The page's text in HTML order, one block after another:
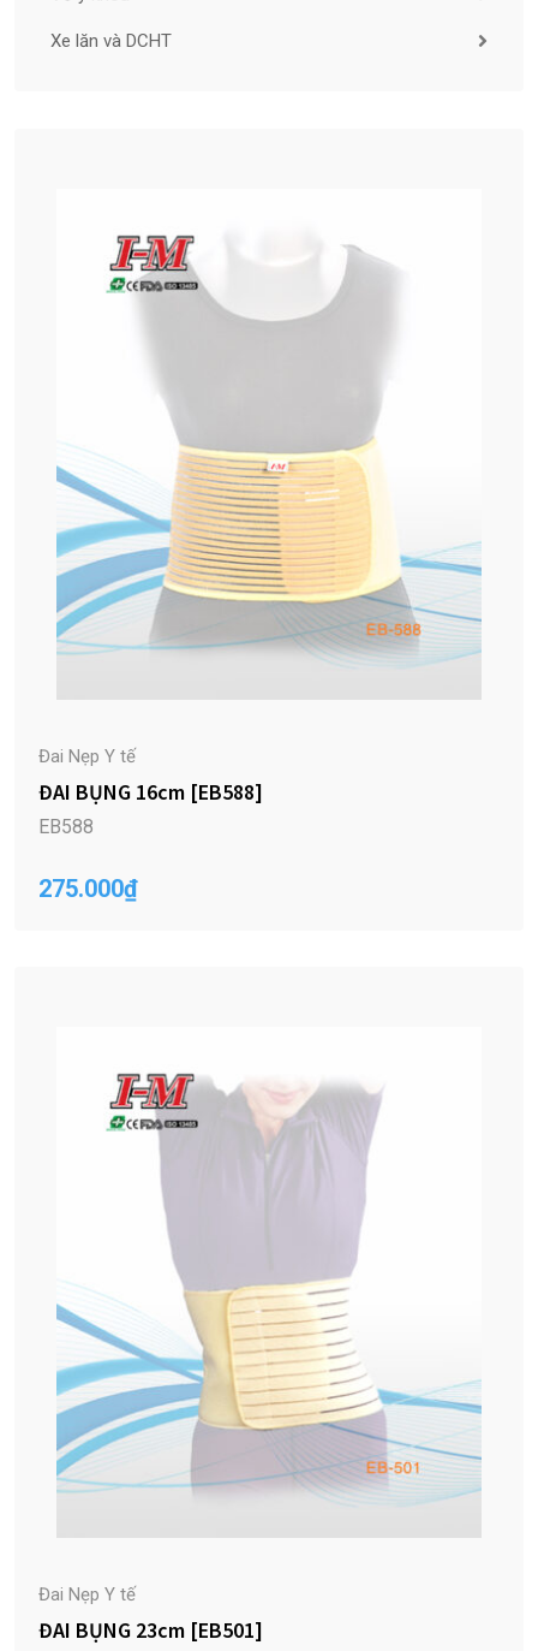
Xe lăn và DCHT
Đai Nẹp Y tế
ĐAI BỤNG 16cm [EB588]
EB588
275.000₫
Đai Nẹp Y tế
ĐAI BỤNG 23cm [EB501]